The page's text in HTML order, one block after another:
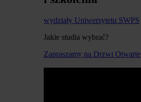
wydziały Uniwersytetu SWPS
Jakie studia wybrać?
Zapraszamy na Drzwi Otwarte